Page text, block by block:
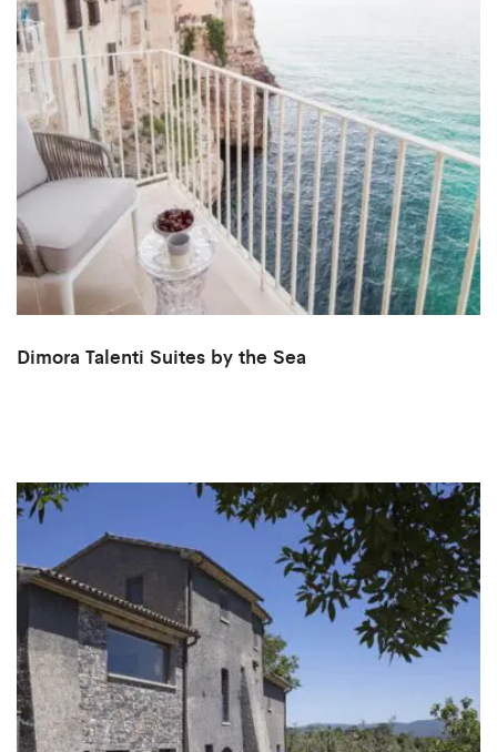
Dimora Talenti Suites by the Sea